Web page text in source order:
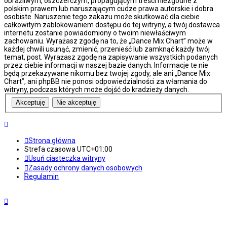
polskim prawem lub naruszającym cudze prawa autorskie i dobra
osobiste. Naruszenie tego zakazu może skutkować dla ciebie
całkowitym zablokowaniem dostępu do tej witryny, a twój dostawca
internetu zostanie powiadomiony o twoim niewłaściwym
zachowaniu. Wyrażasz zgodę na to, że „Dance Mix Chart” może w
każdej chwili usunąć, zmienić, przenieść lub zamknąć każdy twój
temat, post. Wyrażasz zgodę na zapisywanie wszystkich podanych
przez ciebie informacji w naszej bazie danych. Informacje te nie
będą przekazywane nikomu bez twojej zgody, ale ani „Dance Mix
Chart”, ani phpBB nie ponosi odpowiedzialności za włamania do
witryny, podczas których może dojść do kradzieży danych.
Strona główna
Strefa czasowaUTC+01:00
Usuń ciasteczka witryny
Zasady ochrony danych osobowych
Regulamin